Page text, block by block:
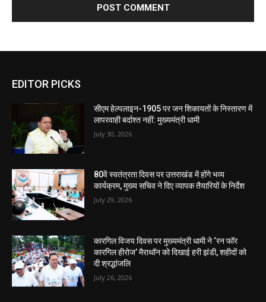
EDITOR PICKS
सीएम हेल्पलाइन-1905 पर जन शिकायतों के निस्तारण में
लापरवाही बर्दाश्त नहीं: मुख्यमंत्री धामी
July 30, 2026
80वें स्वतंत्रता दिवस पर उत्तराखंड में होंगे भव्य
कार्यक्रम, मुख्य सचिव ने दिए व्यापक तैयारियों के निर्देश
July 29, 2026
कारगिल विजय दिवस पर मुख्यमंत्री धामी ने ‘रन फॉर
कारगिल हीरोज’ मैराथॉन को दिखाई हरी झंडी, शहीदों को
दी श्रद्धांजलि
July 26, 2026